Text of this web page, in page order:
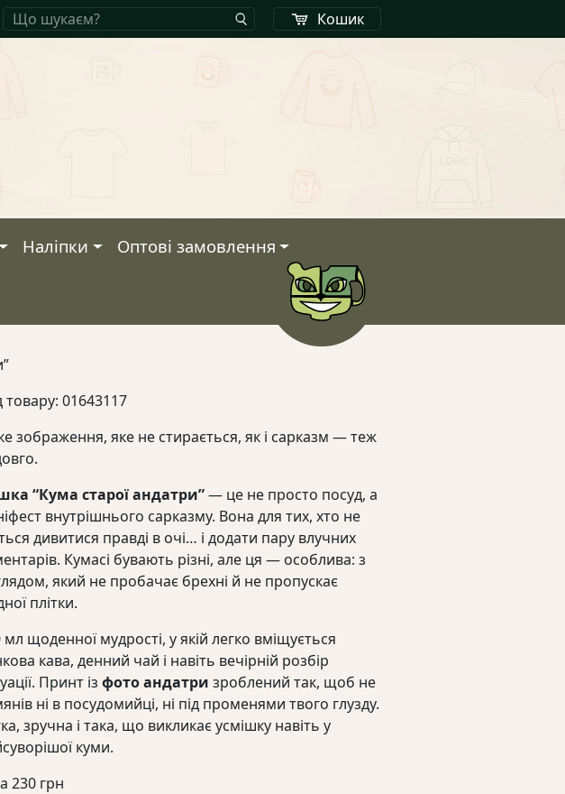
Кошик
Наліпки Оптові замовлення
товару: 01643117
зображення, яке не стирається, як і сарказм — теж
“Кума старої андатри”— це не просто посуд, а
внутрішнього сарказму. Вона для тих, хто не
дивитися правді в очі… і додати пару влучних
Кумасі бувають різні, але ця — особлива: з
який не пробачає брехні й не пропускає
плітки.
мл щоденної мудрості, у якій легко вміщується
кава, денний чай і навіть вечірній розбір
Принт із фото андатри зроблений так, щоб не
ні в посудомийці, ні під променями твого глузду.
зручна і така, що викликає усмішку навіть у
куми.
230 грн